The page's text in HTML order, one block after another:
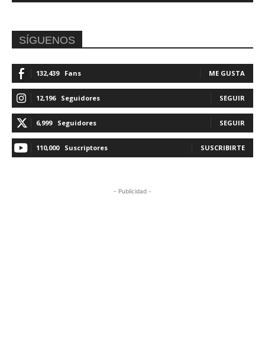
SÍGUENOS
132,439 Fans ME GUSTA
12,196 Seguidores SEGUIR
6,999 Seguidores SEGUIR
110,000 Suscriptores SUSCRIBIRTE
- Publicidad -